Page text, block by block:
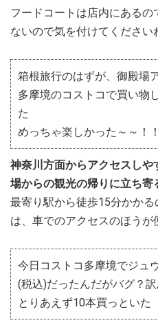
フードコートは店内にあるの
ないので気を付けてください
箱根旅行のはずが、御殿場
多摩境のコストコで買い物
た
めっちゃ楽しかった～～！！
神奈川方面からアクセスし
場からの観光の帰りに立ち寄
最寄り駅から徒歩15分かか
は、車でのアクセスのほうが
今日コストコ多摩境でジュ
(税込)だったんだがバグ？訳
とりあえず10本買っといた